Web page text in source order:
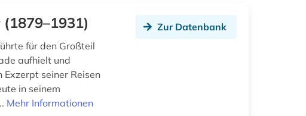
für den Großteil
aufhielt und
seiner Reisen
in seinem
Mehr Informationen
Zur Datenbank